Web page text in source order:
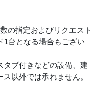
の指定およびリクエスト
1台となる場合もござい
タブ付きなどの設備、建
以外では承れません。